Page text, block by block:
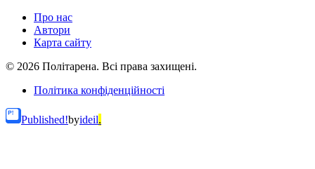
Про нас
Автори
Карта сайту
© 2026 Політарена. Всі права захищені.
Політика конфіденційності
Published!byideil.